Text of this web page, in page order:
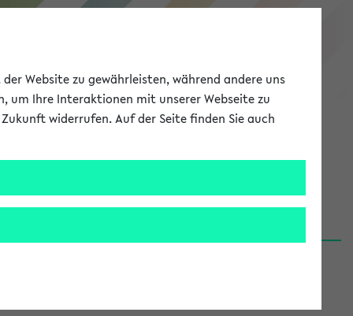
eKVV
Bielefeld (31.07.26)
Website zu gewährleisten, während andere uns
um Ihre Interaktionen mit unserer Webseite zu
widerrufen. Auf der Seite finden Sie auch